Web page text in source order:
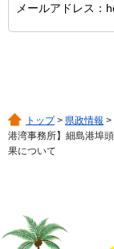
メールアドレス：
トップ> 県政情報 >
港湾事務所】細島港埠
果について